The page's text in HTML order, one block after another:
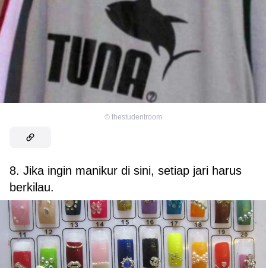
© thestudentroom
8. Jika ingin manikur di sini, setiap jari harus
berkilau.